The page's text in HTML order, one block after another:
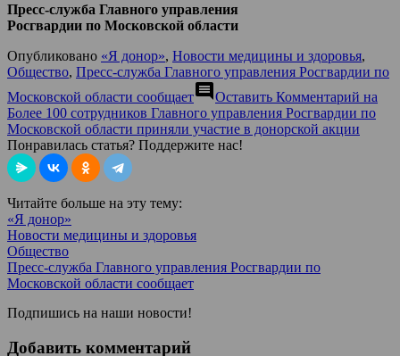
Пресс-служба Главного управления
Росгвардии по Московской области
Опубликовано «Я донор», Новости медицины и здоровья,
Общество, Пресс-служба Главного управления Росгвардии по
Московской области сообщаетcomment Оставить Комментарий на
Более 100 сотрудников Главного управления Росгвардии по
Московской области приняли участие в донорской акции
Понравилась статья? Поддержите нас!
Читайте больше на эту тему:
«Я донор»
Новости медицины и здоровья
Общество
Пресс-служба Главного управления Росгвардии по
Московской области сообщает
Подпишись на наши новости!
Добавить комментарий